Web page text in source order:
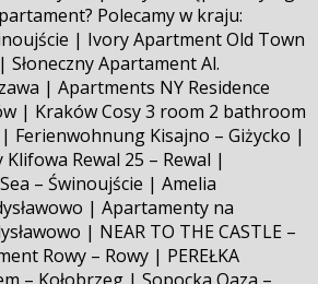
Polecamy w kraju:
| Ivory Apartment Old Town
Apartament Al.
| Apartments NY Residence
| Kraków Cosy 3 room 2 bathroom
Ferienwohnung Kisajno – Giżycko |
Rewal 25 – Rewal |
– Świnoujście | Amelia
| Apartamenty na
| NEAR TO THE CASTLE –
Rowy – Rowy | PEREŁKA